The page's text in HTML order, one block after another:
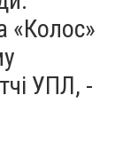
«Колос»
УПЛ, -